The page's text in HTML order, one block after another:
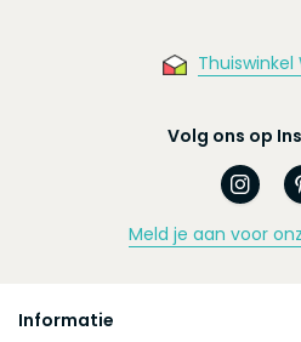
Thuiswinkel
Volg ons op
Meld je aan voor
Informatie